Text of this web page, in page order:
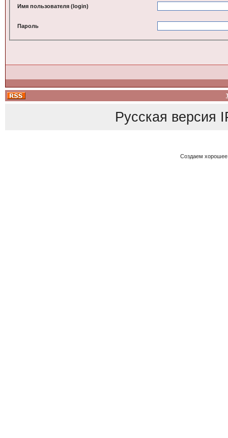
Имя пользователя (login)
Пароль
Русская версия
Создаем